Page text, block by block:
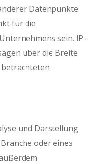
Datenpunkte
für die
sein. IP-
über die Breite
und Darstellung
oder eines